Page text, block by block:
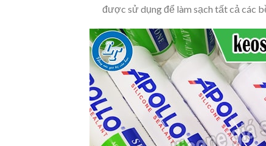
được sử dụng để làm sạch tất cả các